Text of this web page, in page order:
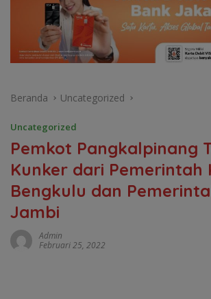
Beranda Uncategorized
Uncategorized
Pemkot Pangkalpinang
Kunker dari Pemerintah
Bengkulu dan
Jambi
Admin
Februari 25, 2022